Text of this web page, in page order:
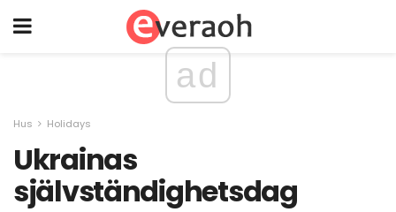
ad
Hus Holidays
Ukrainas
självständighetsdag